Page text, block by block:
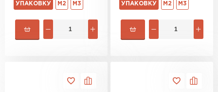
УПАКОВКУ М2 М3 УПАКОВКУ М2 М3